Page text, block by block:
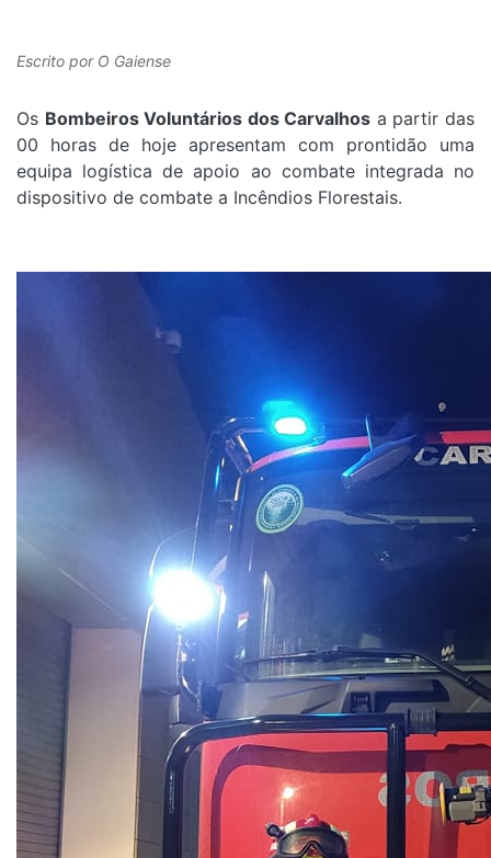
Escrito por O Gaiense
Os Bombeiros Voluntários dos Carvalhos a partir das
00 horas de hoje apresentam com prontidão uma
equipa logística de apoio ao combate integrada no
dispositivo de combate a Incêndios Florestais.